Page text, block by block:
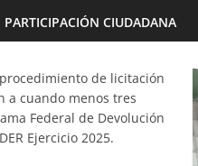
CIUDADANA
de licitación
a cuando menos tres
Federal de Devolución
Ejercicio 2025.